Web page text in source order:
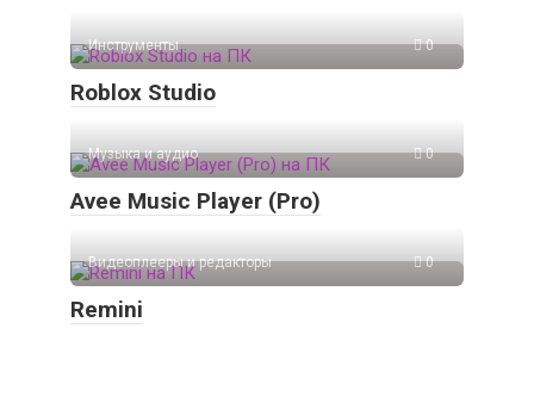
Инструменты 0
Roblox Studio
Музыка и аудио 0
Avee Music Player (Pro)
Видеоплееры и редакторы 0
Remini